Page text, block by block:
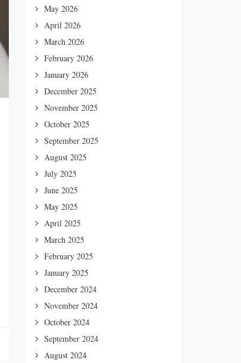
May 2026
April 2026
March 2026
February 2026
January 2026
December 2025
November 2025
October 2025
September 2025
August 2025
July 2025
June 2025
May 2025
April 2025
March 2025
February 2025
January 2025
December 2024
November 2024
October 2024
September 2024
August 2024